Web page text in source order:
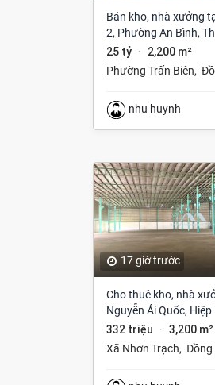
Bán kho, nhà xưởng
2, Phường An Bình,
Hòa, Đồng Nai giá 25 tỷ
25 tỷ · 2,200 m²
Phường Trấn Biên,
nhu huynh
17 giờ trước
Cho thuê kho, nhà
Nguyễn Ái Quốc, Hiệp
Trạch, Đồng Nai giá
332 triệu · 3,200 m²
Xã Nhơn Trạch, Đồng